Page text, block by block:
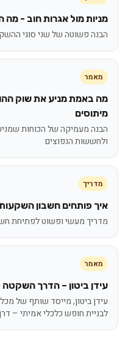
מניות מול אגרות חוב -
הבנה פשוטה של שני סוגי
מאמר
מה באמת מניע את שוק
מיתוסים
הבנה מעמיקה של הכוחות
ולחששות הנפוצים
מדריך
איך פותחים חשבון
מדריך מעשי ופשוט לפתיחת
מאמר
עידן ביטון – הדרך השקטה
עידן ביטון, מייסד שותף של
לבניית חופש כלכלי אמיתי –